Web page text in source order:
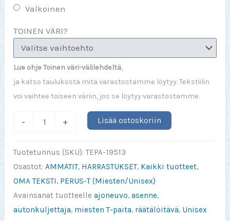
Valkoinen
TOINEN VÄRI?
Lue ohje Toinen väri-välilehdeltä,
ja katso taulukosta mitä varastostamme löytyy. Tekstiilin
voi vaihtee toiseen väriin, jos se löytyy varastostamme.
- + Lisää ostoskoriin
Tuotetunnus (SKU):TEPA-19513
Osastot:AMMATIT, HARRASTUKSET, Kaikki tuotteet,
OMA TEKSTI, PERUS-T (Miesten/Unisex)
Avainsanat tuotteelleajoneuvo,asenne,
autonkuljettaja, miesten T-paita, räätälöitävä, Unisex